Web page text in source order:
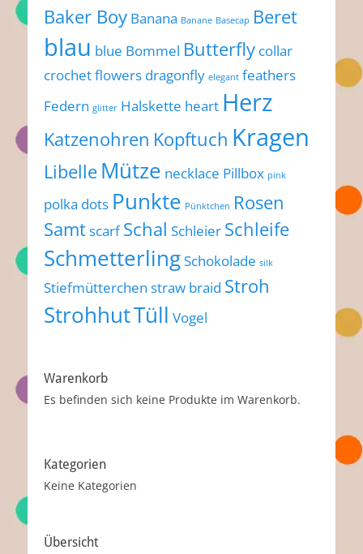
Baker Boy Banana Banane Basecap Beret
blau blue Bommel Butterfly collar
crochet flowers dragonfly elegant feathers
Federn glitter Halskette heart Herz
Katzenohren Kopftuch Kragen
Libelle Mütze necklace Pillbox pink
polka dots Punkte Pünktchen Rosen
Samtscarf Schal Schleier Schleife
SchmetterlingSchokolade silk
Stiefmütterchen straw braid Stroh
StrohhutTüll Vogel
Warenkorb
Es befinden sich keine Produkte im Warenkorb.
Kategorien
Keine Kategorien
Übersicht